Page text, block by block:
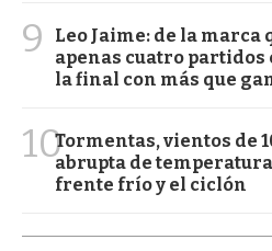
9
Leo Jaime: de la marca
apenas cuatro partidos
la final con más que
10Tormentas, vientos de
abrupta de
frente frío y el ciclón